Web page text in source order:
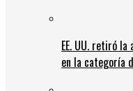
EE. UU. retiró
en la categoría